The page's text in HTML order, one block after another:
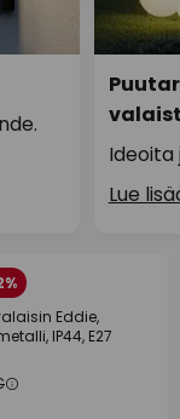
Ideoita
Lue
Eddie,
IP44, E27